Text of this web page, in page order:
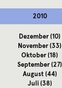
2010
Dezember(10)
November(33)
Oktober(18)
September(27)
August(44)
Juli(38)